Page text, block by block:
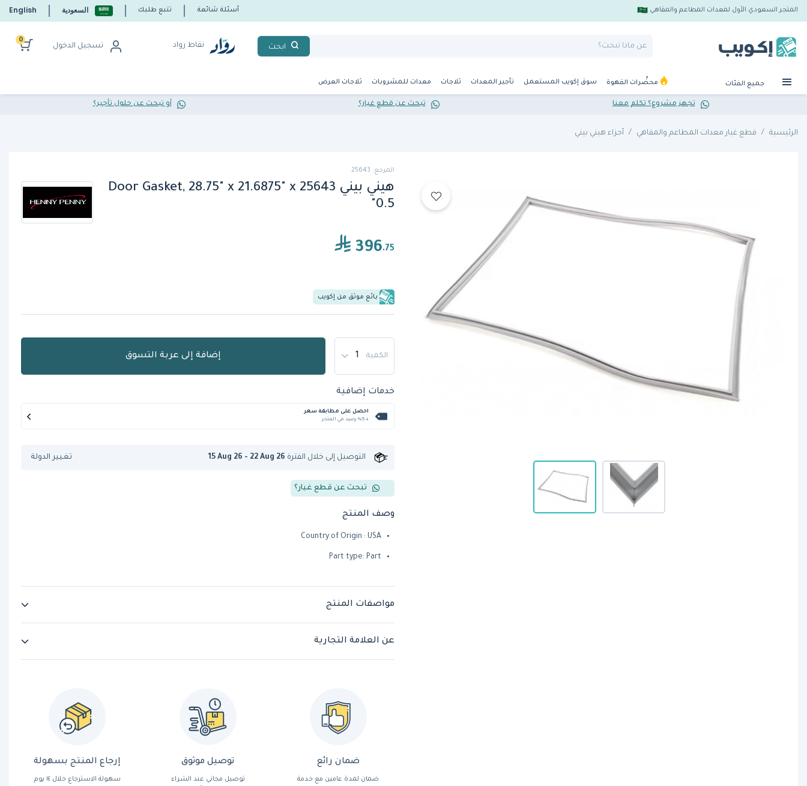
المتجر السعودي الأول لمعدات المطاعم والمقاهي أسئلة شائعة تتبع طلبك السعودية English
ابحث نقاط رواد تسجيل الدخول
0
جميع الفئات محضِّرات القهوة سوق إكويب المستعمل تأجير المعدات ثلاجات معدات للمشروبات ثلاجات العرض
تجهز مشروع؟ تكلم معنا تبحث عن قطع غيار؟ أو تبحث عن حلول تأجير؟
الرئيسية قطع غيار معدات المطاعم والمقاهي أجزاء هيني بيني
المرجع: 25643
هيني بيني 25643 Door Gasket, 28.75" x 21.6875" x
0.5"
396.75
بائع موثق من إكويب
الكمية إضافة إلى عربة التسوق
خدمات إضافية
احصل على مطابقة سعر
+ %5 رصيد في المتجر
التوصيل إلى خلال الفترة 15 Aug 26 - 22 Aug 26 تغيير الدولة
تبحث عن قطع غيار؟
وصف المنتج
Country of Origin : USA
Part type: Part
مواصفات المنتج
عن العلامة التجارية
ضمان رائع
ضمان لمدة عامين مع خدمة
توصيل موثوق
توصيل مجاني عند الشراء
إرجاع المنتج بسهولة
سهولة الاسترجاع خلال ١٤ يوم